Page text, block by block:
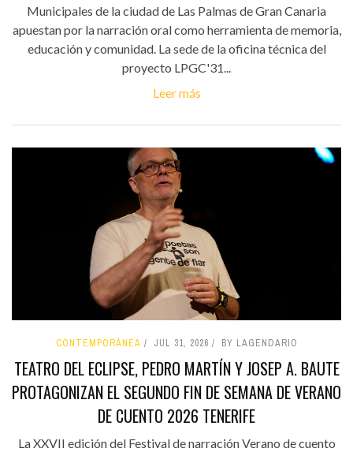
Municipales de la ciudad de Las Palmas de Gran Canaria
apuestan por la narración oral como herramienta de memoria,
educación y comunidad. La sede de la oficina técnica del
proyecto LPGC'31...
Leer más
CONTEMPORÁNEA JUL 31, 2026 BY LAGENDARIO
TEATRO DEL ECLIPSE, PEDRO MARTÍN Y JOSEP A. BAUTE
PROTAGONIZAN EL SEGUNDO FIN DE SEMANA DE VERANO
DE CUENTO 2026 TENERIFE
La XXVII edición del Festival de narración Verano de cuento